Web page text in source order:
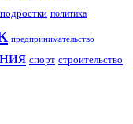
подростки политика
предпринимательство
спорт строительство